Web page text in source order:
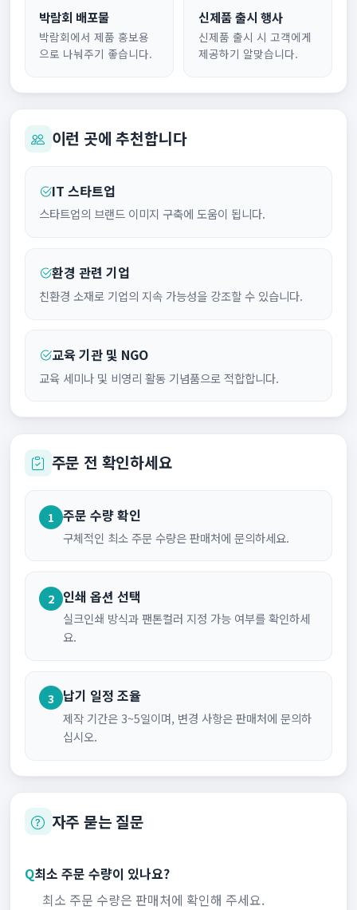
박람회 배포물
박람회에서 제품 홍보용
으로 나눠주기 좋습니다.
신제품 출시 행사
신제품 출시 시 고객에게
제공하기 알맞습니다.
이런 곳에 추천합니다
IT 스타트업
스타트업의 브랜드 이미지 구축에 도움이 됩니다.
환경 관련 기업
친환경 소재로 기업의 지속 가능성을 강조할 수 있습니다.
교육 기관 및 NGO
교육 세미나 및 비영리 활동 기념품으로 적합합니다.
주문 전 확인하세요
1 주문 수량 확인
구체적인 최소 주문 수량은 판매처에 문의하세요.
2 인쇄 옵션 선택
실크인쇄 방식과 팬톤컬러 지정 가능 여부를 확인하세
요.
3 납기 일정 조율
제작 기간은 3~5일이며, 변경 사항은 판매처에 문의하
십시오.
자주 묻는 질문
Q최소 주문 수량이 있나요?
최소 주문 수량은 판매처에 확인해 주세요.